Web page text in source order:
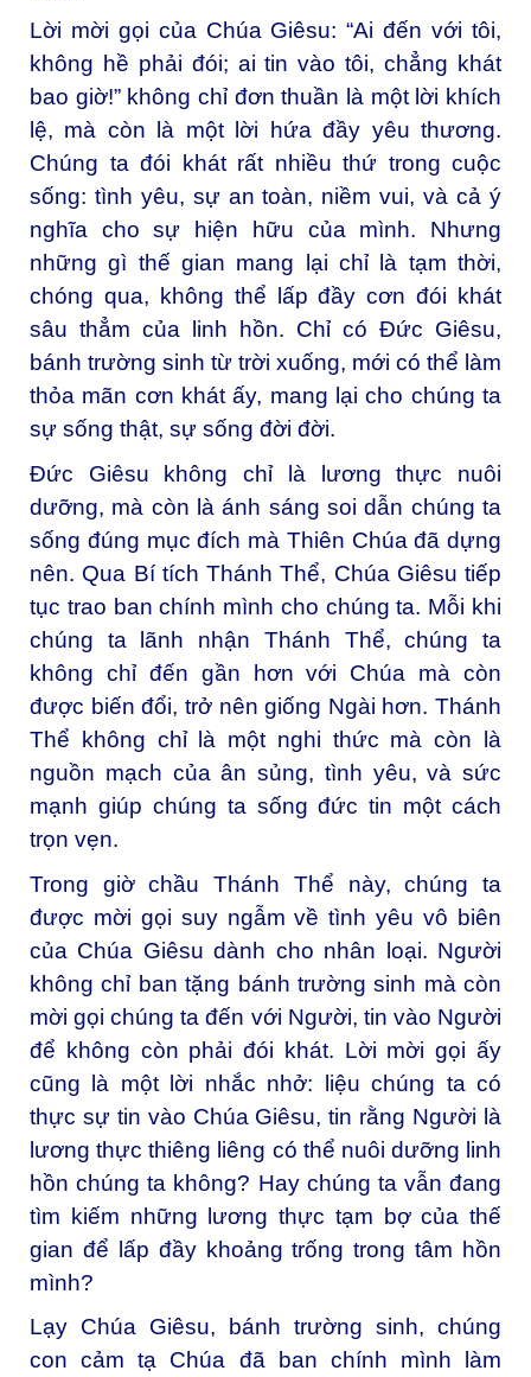
Lời mời gọi của Chúa Giêsu: “Ai đến với tôi,
không hề phải đói; ai tin vào tôi, chẳng khát
bao giờ!” không chỉ đơn thuần là một lời khích
lệ, mà còn là một lời hứa đầy yêu thương.
Chúng ta đói khát rất nhiều thứ trong cuộc
sống: tình yêu, sự an toàn, niềm vui, và cả ý
nghĩa cho sự hiện hữu của mình. Nhưng
những gì thế gian mang lại chỉ là tạm thời,
chóng qua, không thể lấp đầy cơn đói khát
sâu thẳm của linh hồn. Chỉ có Đức Giêsu,
bánh trường sinh từ trời xuống, mới có thể làm
thỏa mãn cơn khát ấy, mang lại cho chúng ta
sự sống thật, sự sống đời đời.
Đức Giêsu không chỉ là lương thực nuôi
dưỡng, mà còn là ánh sáng soi dẫn chúng ta
sống đúng mục đích mà Thiên Chúa đã dựng
nên. Qua Bí tích Thánh Thể, Chúa Giêsu tiếp
tục trao ban chính mình cho chúng ta. Mỗi khi
chúng ta lãnh nhận Thánh Thể, chúng ta
không chỉ đến gần hơn với Chúa mà còn
được biến đổi, trở nên giống Ngài hơn. Thánh
Thể không chỉ là một nghi thức mà còn là
nguồn mạch của ân sủng, tình yêu, và sức
mạnh giúp chúng ta sống đức tin một cách
trọn vẹn.
Trong giờ chầu Thánh Thể này, chúng ta
được mời gọi suy ngẫm về tình yêu vô biên
của Chúa Giêsu dành cho nhân loại. Người
không chỉ ban tặng bánh trường sinh mà còn
mời gọi chúng ta đến với Người, tin vào Người
để không còn phải đói khát. Lời mời gọi ấy
cũng là một lời nhắc nhở: liệu chúng ta có
thực sự tin vào Chúa Giêsu, tin rằng Người là
lương thực thiêng liêng có thể nuôi dưỡng linh
hồn chúng ta không? Hay chúng ta vẫn đang
tìm kiếm những lương thực tạm bợ của thế
gian để lấp đầy khoảng trống trong tâm hồn
mình?
Lạy Chúa Giêsu, bánh trường sinh, chúng
con cảm tạ Chúa đã ban chính mình làm